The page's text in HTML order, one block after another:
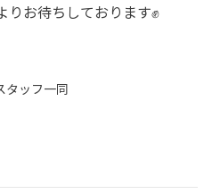
お待ちしております✊
タッフ一同